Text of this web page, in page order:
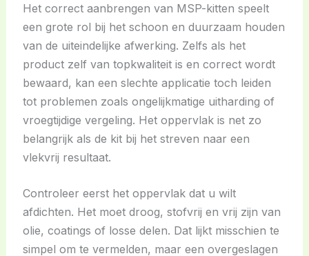
Het correct aanbrengen van MSP-kitten speelt
een grote rol bij het schoon en duurzaam houden
van de uiteindelijke afwerking. Zelfs als het
product zelf van topkwaliteit is en correct wordt
bewaard, kan een slechte applicatie toch leiden
tot problemen zoals ongelijkmatige uitharding of
vroegtijdige vergeling. Het oppervlak is net zo
belangrijk als de kit bij het streven naar een
vlekvrij resultaat.
Controleer eerst het oppervlak dat u wilt
afdichten. Het moet droog, stofvrij en vrij zijn van
olie, coatings of losse delen. Dat lijkt misschien te
simpel om te vermelden, maar een overgeslagen